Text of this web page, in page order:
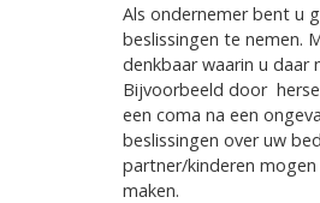
Als ondernemer bent u
beslissingen te nemen.
denkbaar waarin u
Bijvoorbeeld door
een coma na een
beslissingen over uw
partner/kinderen
maken.